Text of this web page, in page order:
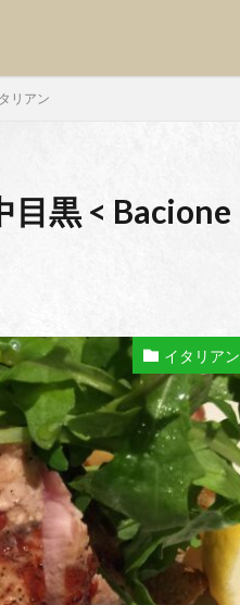
リアン
黒 < Bacione
イタリアン